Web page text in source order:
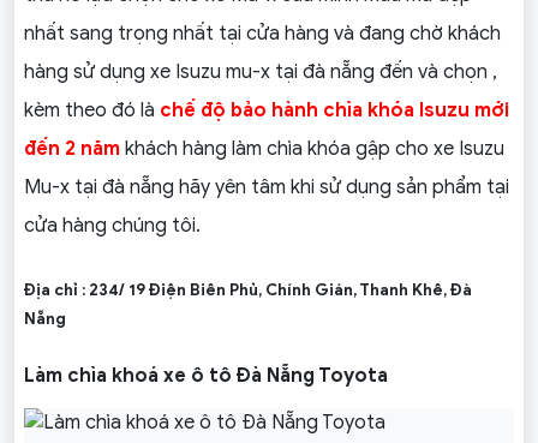
nhất sang trọng nhất tại cửa hàng và đang chờ khách
hàng sử dụng xe Isuzu mu-x tại đà nẵng đến và chọn ,
kèm theo đó là chế độ bảo hành chìa khóa Isuzu mới
đến 2 năm khách hàng làm chìa khóa gập cho xe Isuzu
Mu-x tại đà nẵng hãy yên tâm khi sử dụng sản phẩm tại
cửa hàng chúng tôi.
Địa chỉ : 234/ 19 Điện Biên Phủ, Chính Gián, Thanh Khê, Đà
Nẵng
Làm chìa khoá xe ô tô Đà Nẵng Toyota